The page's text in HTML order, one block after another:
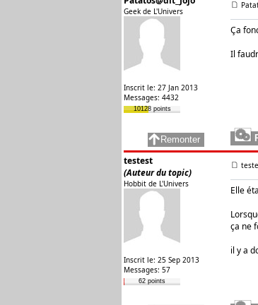
Geek de L'Univers
Inscrit le: 27 Jan 2013
Messages: 4432
10128 points
Ça
Il
testest
(Auteur du topic)
Hobbit de L'Univers
Inscrit le: 25 Sep 2013
Messages: 57
62 points
Elle
ça ne
il y a